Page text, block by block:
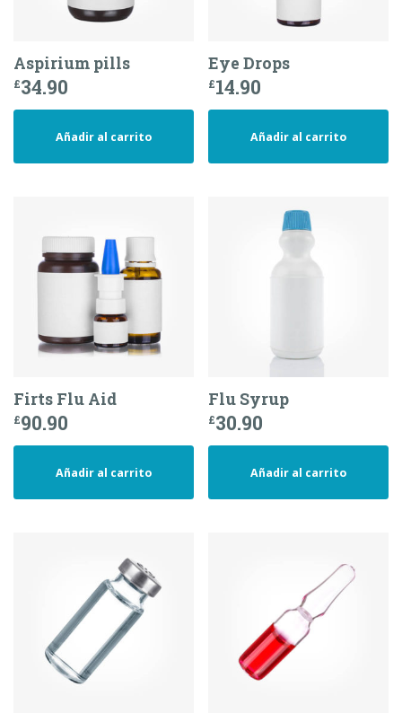
Aspirium pills
£34.90
Añadir al carrito
Eye Drops
£14.90
Añadir al carrito
Firts Flu Aid
£90.90
Añadir al carrito
Flu Syrup
£30.90
Añadir al carrito